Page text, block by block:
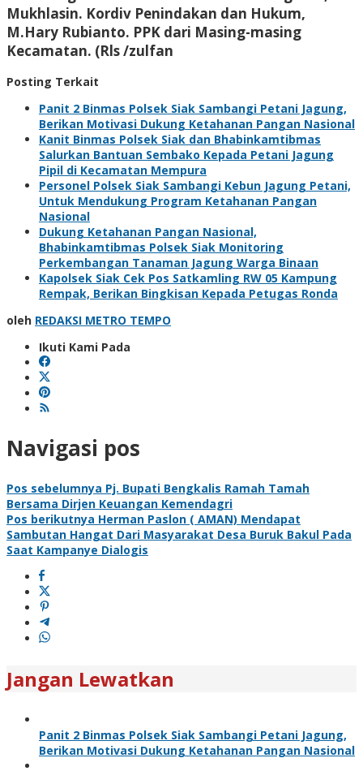
Mukhlasin. Kordiv Penindakan dan Hukum,
M.Hary Rubianto. PPK dari Masing-masing
Kecamatan. (Rls /zulfan
Posting Terkait
Panit 2 Binmas Polsek Siak Sambangi Petani Jagung,
Berikan Motivasi Dukung Ketahanan Pangan Nasional
Kanit Binmas Polsek Siak dan Bhabinkamtibmas
Salurkan Bantuan Sembako Kepada Petani Jagung
Pipil di Kecamatan Mempura
Personel Polsek Siak Sambangi Kebun Jagung Petani,
Untuk Mendukung Program Ketahanan Pangan
Nasional
Dukung Ketahanan Pangan Nasional,
Bhabinkamtibmas Polsek Siak Monitoring
Perkembangan Tanaman Jagung Warga Binaan
Kapolsek Siak Cek Pos Satkamling RW 05 Kampung
Rempak, Berikan Bingkisan Kepada Petugas Ronda
oleh REDAKSI METRO TEMPO
Ikuti Kami Pada
Navigasi pos
Pos sebelumnya Pj. Bupati Bengkalis Ramah Tamah
Bersama Dirjen Keuangan Kemendagri
Pos berikutnya Herman Paslon ( AMAN) Mendapat
Sambutan Hangat Dari Masyarakat Desa Buruk Bakul Pada
Saat Kampanye Dialogis
Jangan Lewatkan
Panit 2 Binmas Polsek Siak Sambangi Petani Jagung,
Berikan Motivasi Dukung Ketahanan Pangan Nasional